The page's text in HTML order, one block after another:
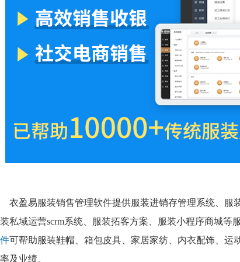
衣盈易服装销售管理软件提供服装进销存管理系统、服
私域运营scrm系统、服装拓客方案、服装小程序商城等
可帮助服装鞋帽、箱包皮具、家居家纺、内衣配饰、
及业绩。